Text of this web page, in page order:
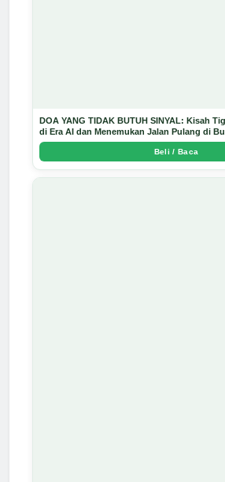
DOA YANG TIDAK BUTUH SINYAL: Kisah
di Era AI dan Menemukan Jalan Pulang di
Arda Dinata
Beli / Baca